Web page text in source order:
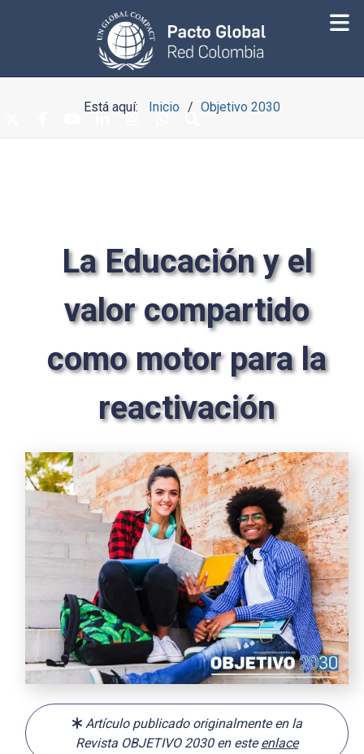
Está aquí: Inicio Objetivo 2030
La Educación y el
valor compartido
como motor para la
reactivación
Artículo publicado originalmente en la
Revista OBJETIVO 2030 en esteenlace